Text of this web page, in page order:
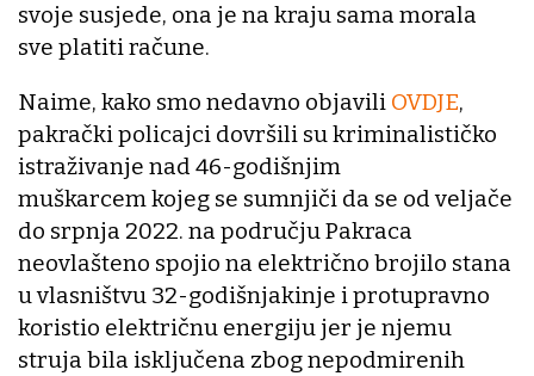
svoje susjede, ona je na kraju sama morala
sve platiti račune.
Naime, kako smo nedavno objavili OVDJE,
pakrački policajci dovršili su kriminalističko
istraživanje nad 46-godišnjim
muškarcem kojeg se sumnjiči da se od veljače
do srpnja 2022. na području Pakraca
neovlašteno spojio na električno brojilo stana
u vlasništvu 32-godišnjakinje i protupravno
koristio električnu energiju jer je njemu
struja bila isključena zbog nepodmirenih